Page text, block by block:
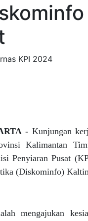
KPI 2024
- Kunjungan
Kalimantan
Penyiaran Pusat
(Diskominfo)
mengajukan